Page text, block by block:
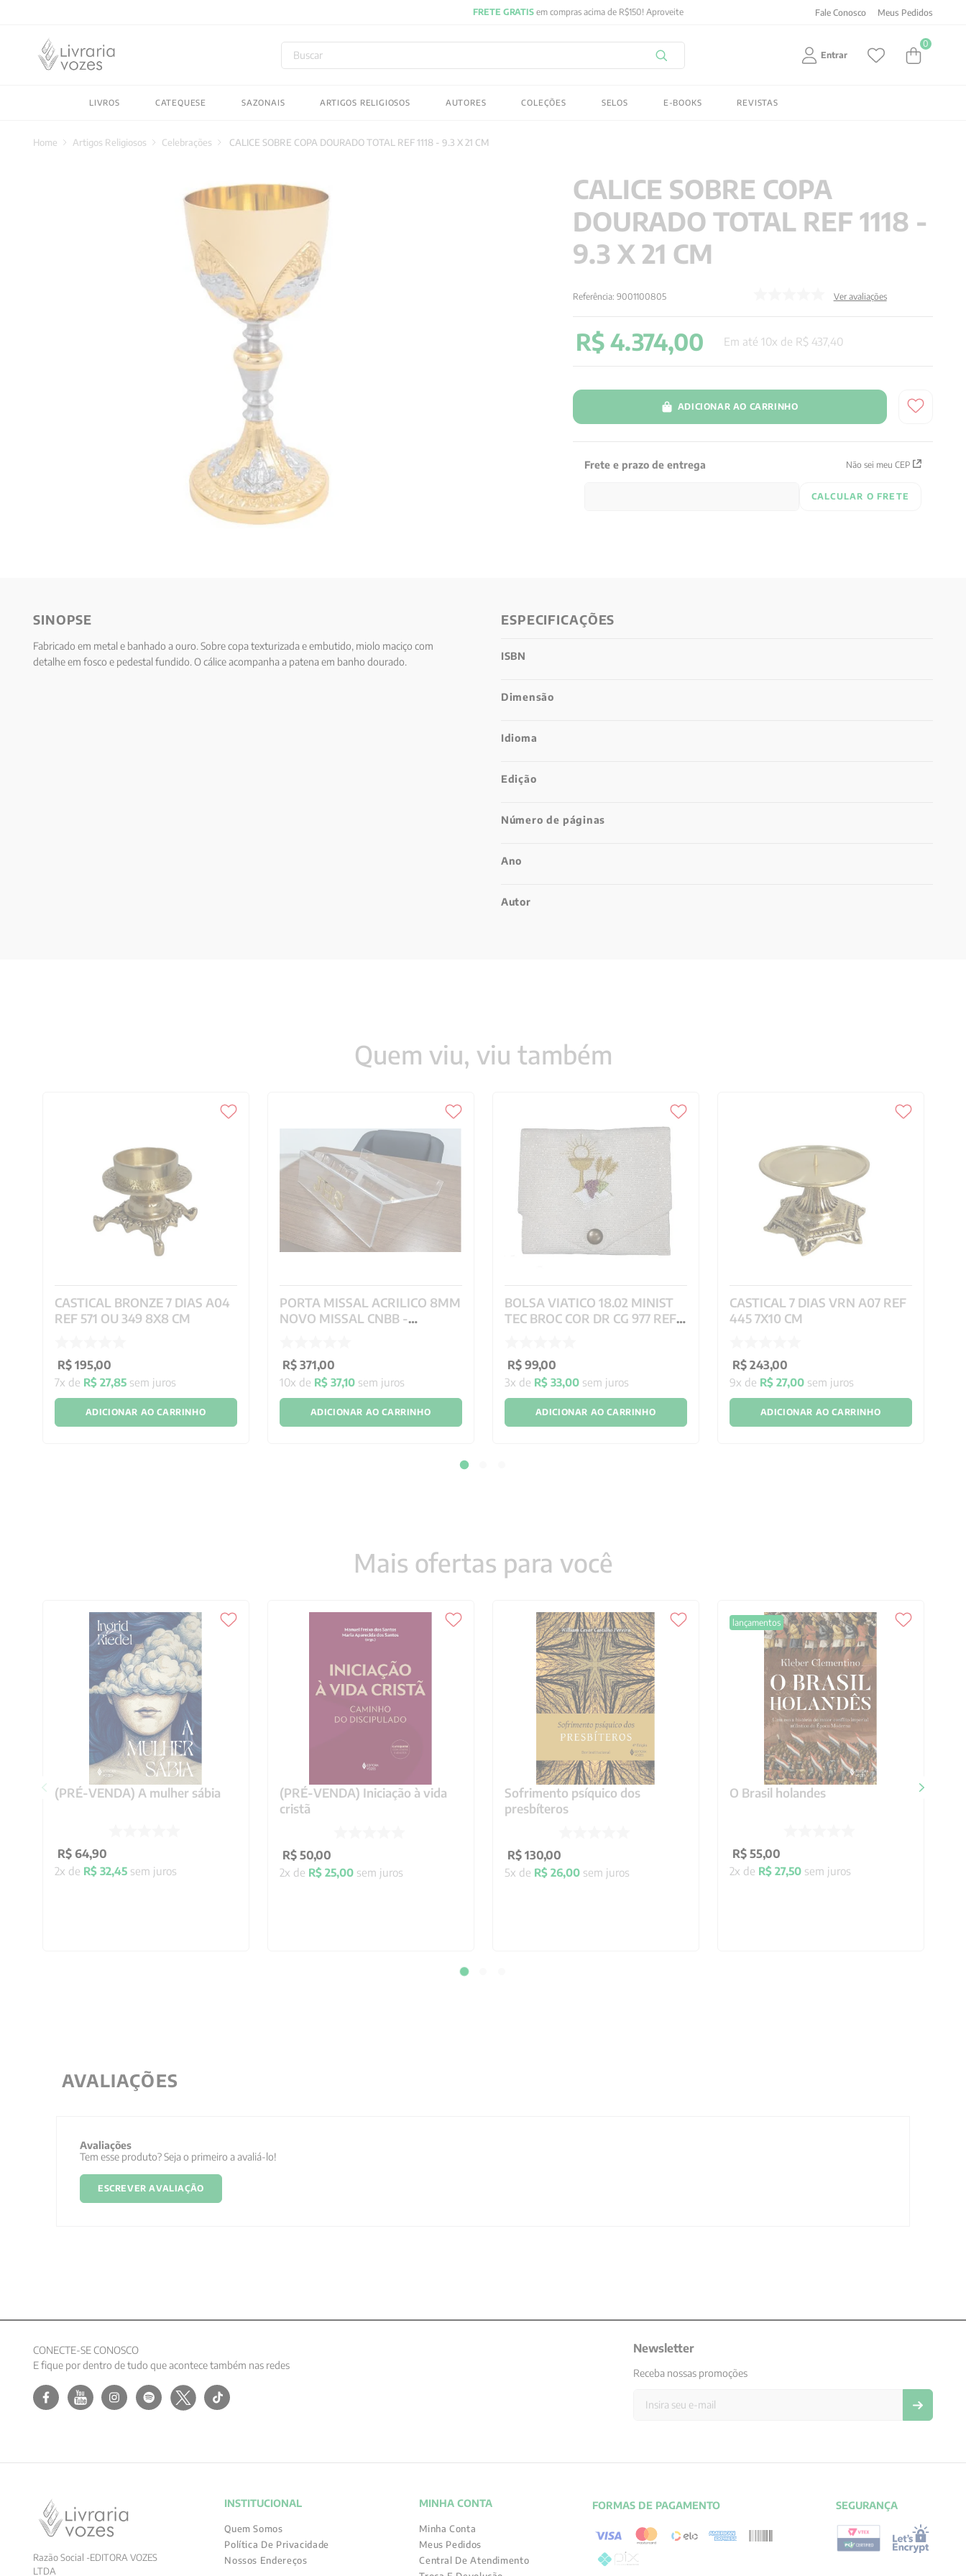
em compras acima de R$150! Aproveite Fale Conosco Meus Pedidos
Buscar
Entrar
0
LIVROS CATEQUESE SAZONAIS ARTIGOS RELIGIOSOS AUTORES COLEÇÕES SELOS E-BOOKS REVISTAS
Artigos Religiosos Celebrações CALICE SOBRE COPA DOURADO TOTAL REF 1118 - 9.3 X 21 CM
CALICE SOBRE COPA
DOURADO TOTAL REF 1118 -
9.3 X 21 CM
Referência:9001100805 Ver avaliações
R$ 4.374,00 Em até10x de R$ 437, 40
ADICIONAR AO CARRINHO
Frete e prazo de entrega Não sei meu CEP
CALCULAR O FRETE
SINOPSE
Fabricado em metal e banhado a ouro. Sobre copa texturizada e embutido, miolo maciço com
detalhe em fosco e pedestal fundido. O cálice acompanha a patena em banho dourado.
ESPECIFICAÇÕES
ISBN
Dimensão
Idioma
Edição
Número de páginas
Ano
Autor
Quem viu, viu também
CASTICAL BRONZE 7 DIAS A04
REF 571 OU 349 8X8 CM
R$ 195,00
7x de R$ 27,85sem juros
ADICIONAR AO CARRINHO
PORTA MISSAL ACRILICO 8MM
NOVO MISSAL CNBB -
R$ 371,00
10x de R$ 37,10sem juros
ADICIONAR AO CARRINHO
BOLSA VIATICO 18.02 MINIST
TEC BROC COR DR CG 977 REF
R$ 99,00
3x de R$ 33,00sem juros
ADICIONAR AO CARRINHO
CASTICAL 7 DIAS VRN A07 REF
445 7X10 CM
R$ 243,00
9x de R$ 27,00sem juros
ADICIONAR AO CARRINHO
Mais ofertas para você
(PRÉ-VENDA) A mulher sábia
R$ 64,90
2x de R$ 32,45sem juros
(PRÉ-VENDA) Iniciação à vida
cristã
R$ 50,00
2x de R$ 25,00sem juros
Sofrimento psíquico dos
presbíteros
R$ 130,00
5x de R$ 26,00sem juros
lançamentos
O Brasil holandes
R$ 55,00
2x de R$ 27,50sem juros
AVALIAÇÕES
Avaliações
Tem esse produto? Seja o primeiro a avaliá-lo!
ESCREVER AVALIAÇÃO
Newsletter
Receba nossas promoções
CONECTE-SE CONOSCO
E fique por dentro de tudo que acontece também nas redes
Razão Social -EDITORA VOZES
LTDA
INSTITUCIONAL
Quem Somos
Política De Privacidade
Nossos Endereços
MINHA CONTA
Minha Conta
Meus Pedidos
Central De Atendimento
FORMAS DE PAGAMENTO SEGURANÇA
2027
jung
5º pré venda
7º
8 º vozes bolso
9º santo agostinho
verena kast